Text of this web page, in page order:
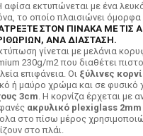
αφίσα εκτυπώνεται με ένα
το οποίο πλαισιώνει
ΣΤΟΝ ΠΙΝΑΚΑ ΜΕ ΤΙΣ
ΑΝΑ ΔΙΑΣΤΑΣΗ.
γίνεται με μελάνια
230g/m2 που διαθέτει
επιφάνεια. Οι ξύλινες
ή μαύρο χρώμα και σε φυσικό
3cm. Η κορνίζα έρχεται με
ακρυλικό plexiglass 2mm
στο πίσω μέρος
στο πλάι.